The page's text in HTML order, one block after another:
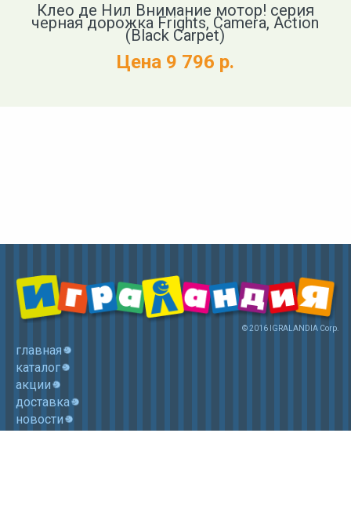
Клео де Нил Внимание мотор! серия
черная дорожка Frights, Camera, Action
(Black Carpet)
Цена 9 796 р.
© 2016 IGRALANDIA Corp.
главная
каталог
акции
доставка
новости